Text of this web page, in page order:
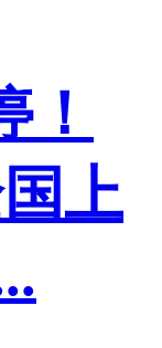
！
上